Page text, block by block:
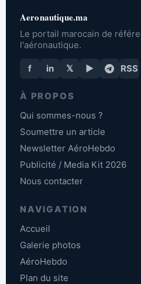
Aeronautique.ma
Le portail marocain de
l'aéronautique.
f in 𝕏 ▶ RSS
À PROPOS
Qui sommes-nous ?
Soumettre un article
Newsletter AéroHebdo
Publicité / Media Kit 2026
Nous contacter
NAVIGATION
Accueil
Galerie photos
AéroHebdo
Plan du site